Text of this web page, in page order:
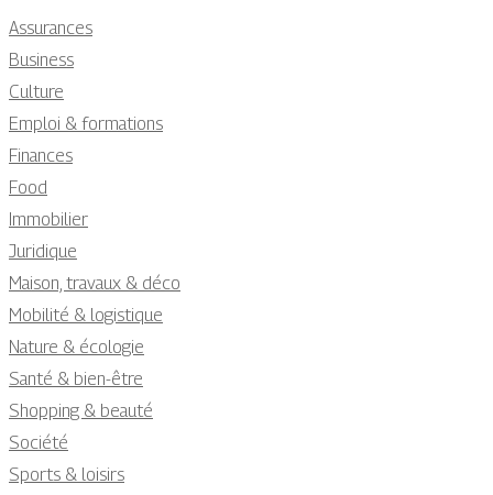
Assurances
Business
Culture
Emploi & formations
Finances
Food
Immobilier
Juridique
Maison, travaux & déco
Mobilité & logistique
Nature & écologie
Santé & bien-être
Shopping & beauté
Société
Sports & loisirs